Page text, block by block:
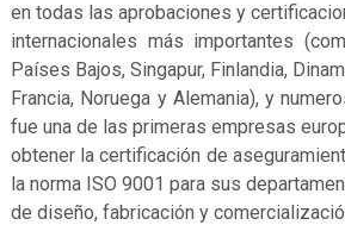
en todas las aprobaciones y
internacionales más importantes
Países Bajos, Singapur, Finlandia,
Francia, Noruega y Alemania), y
fue una de las primeras empresas
obtener la certificación de
la norma ISO 9001 para sus
de diseño, fabricación y